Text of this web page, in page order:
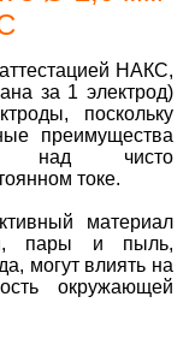
НАКС,
за 1 электрод)
поскольку
преимущества
над чисто
токе.
материал
пары и пыль,
могут влиять на
окружающей